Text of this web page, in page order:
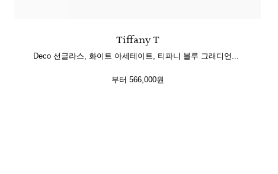
Tiffany T
Deco 선글라스, 화이트 아세테이트, 티파니 블루 그래디언트 렌즈 세팅
부터 566,000원